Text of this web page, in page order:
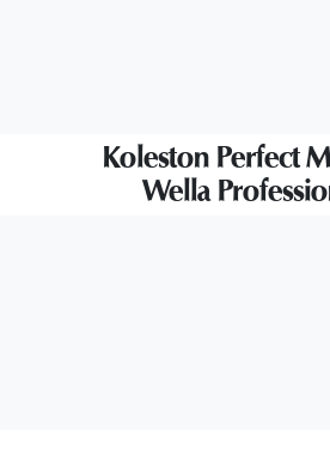
Koleston Perfect
Wella